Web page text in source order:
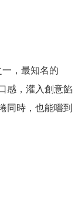
感，灌入創意餡
同時，也能嚐到